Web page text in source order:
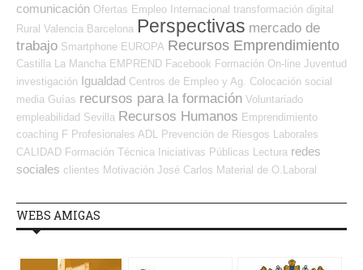
comunicación Ofertas Empleo Internacional transformación digital
Rural Valencia Barcelona Perspectivas mercado de
trabajo Smartphone EUROPA Recursos Emprendimiento
Castilla La Mancha EMPREND Facebook Formación On-line Juventud
investigación Igualdad Centros de Empleo y Ag. Colocación social
media Guías recursos para la formación Voluntariado
empleabilidad Sevilla Recursos Humanos Emprendimiento
coaching F Profesionales ADL
Prevención de Riesgos Laborales
CALIDAD Formación Técnica Iniciativas Públicas Lectura redes
sociales clientes Motivación José Carlos Material de O.Laboral
WEBS AMIGAS